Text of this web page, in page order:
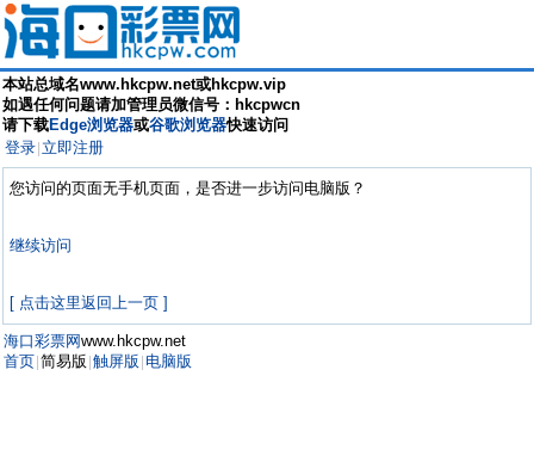
本站总域名www.hkcpw.net或hkcpw.vip
如遇任何问题请加管理员微信号：hkcpwcn
请下载Edge浏览器或谷歌浏览器快速访问
登录 立即注册
您访问的页面无手机页面，是否进一步访问电脑版？
继续访问
[ 点击这里返回上一页 ]
海口彩票网www.hkcpw.net
首页 简易版 触屏版 电脑版